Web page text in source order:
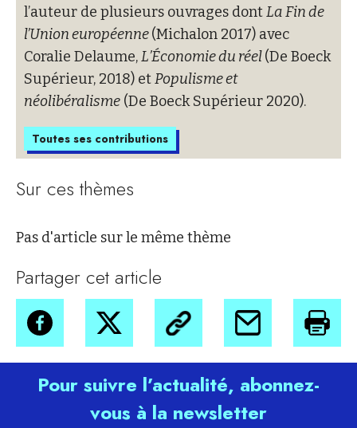
l’auteur de plusieurs ouvrages dontLa Fin de
l’Union européenne(Michalon 2017) avec
Coralie Delaume,L’Économie du réel(De Boeck
Supérieur, 2018) etPopulisme et
néolibéralisme (De Boeck Supérieur 2020).
Toutes ses contributions
Sur ces thèmes
Pas d'article sur le même thème
Partager cet article
Pour suivre l’actualité, abonnez-
vous à la newsletter